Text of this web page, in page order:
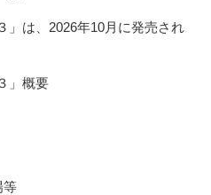
」は、2026年10月に発売され
」概要
等